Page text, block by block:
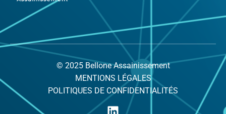
© 2025 Bellone Assainissement
MENTIONS LÉGALES
POLITIQUES DE CONFIDENTIALITÉS